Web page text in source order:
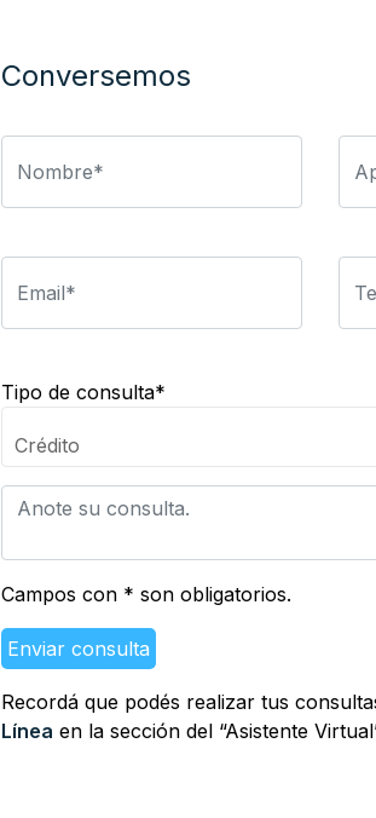
Conversemos
Tipo de consulta*
Crédito
Campos con * son obligatorios.
Enviar consulta
Recordá que podés realizar tus
Línea en la sección del “Asistente